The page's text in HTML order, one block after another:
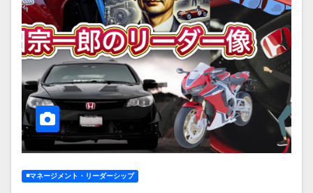
◾️マネージメント・リーダーシップ